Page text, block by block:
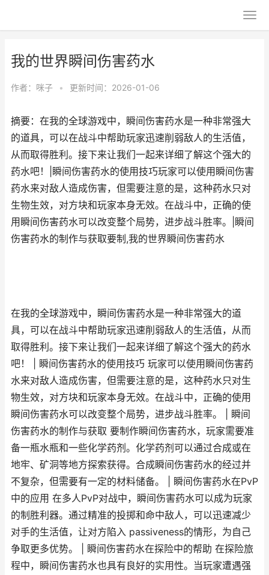
我的世界瞬间伤害药水
作者： 咪子 • 更新时间：2026-01-06
摘要：在我的全球游戏中，瞬间伤害药水是一种非常强大
的道具，可以在战斗中帮助玩家迅速削弱敌人的生活值，
从而取得胜利。接下来让我们一起来详细了解这个强大的
药水吧！|瞬间伤害药水的使用技巧玩家可以使用瞬间伤害
药水来对敌人造成伤害，但需要注意的是，这种药水只对
生物生效，对方块和玩家本身无效。在战斗中，正确的使
用瞬间伤害药水可以改变整个局势，进步战斗胜率。|瞬间
伤害药水的制作与获取要制,我的世界瞬间伤害药水
在我的全球游戏中，瞬间伤害药水是一种非常强大的道
具，可以在战斗中帮助玩家迅速削弱敌人的生活值，从而
取得胜利。接下来让我们一起来详细了解这个强大的药水
吧！ | 瞬间伤害药水的使用技巧 玩家可以使用瞬间伤害药
水来对敌人造成伤害，但需要注意的是，这种药水只对生
物生效，对方块和玩家本身无效。在战斗中，正确的使用
瞬间伤害药水可以改变整个局势，进步战斗胜率。 | 瞬间
伤害药水的制作与获取 要制作瞬间伤害药水，玩家需要准
备一瓶水瓶和一些化学药剂。化学药剂可以通过合成或在
地牢、矿洞等地方探索获得。合成瞬间伤害药水的经过并
不复杂，但需要有一定的材料储备。 | 瞬间伤害药水在PvP
中的应用 在多人PvP对战中，瞬间伤害药水可以成为玩家
的制胜利器。通过精准的投掷和命中敌人，可以迅速减少
对手的生活值，让对方陷入 passiveness的情形，为自己
争取更多优势。 | 瞬间伤害药水在探险中的帮助 在探险旅
程中，瞬间伤害药水也具有良好的实用性。当玩家遭遇强